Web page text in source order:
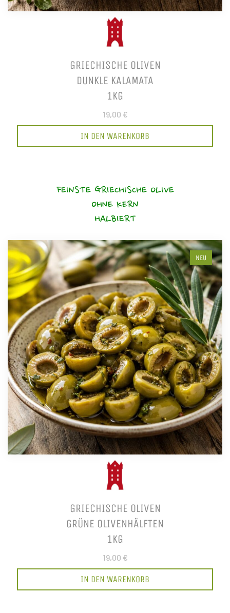
GRIECHISCHE OLIVEN
DUNKLE KALAMATA
1KG
19,00 €
IN DEN WARENKORB
FEINSTE GRIECHISCHE OLIVE
OHNE KERN
HALBIERT
NEU
GRIECHISCHE OLIVEN
GRÜNE OLIVENHÄLFTEN
1KG
19,00 €
IN DEN WARENKORB